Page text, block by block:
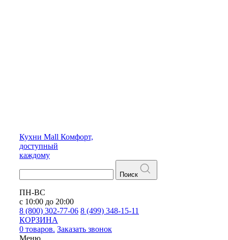
Кухни Mall Комфорт,
доступный
каждому
Поиск
ПН-ВС
с 10:00 до 20:00
8 (800) 302-77-06 8 (499) 348-15-11
КОРЗИНА
0 товаров. Заказать звонок
Меню